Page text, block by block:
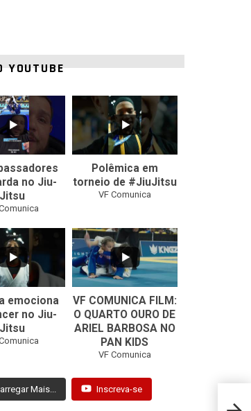
YOUTUBE
0
no Jiu-
Jitsu
46 1
Polêmica em
torneio de #JiuJitsu
VF Comunica
0
emociona
no Jiu-
Jitsu
...
0
VF COMUNICA FILM:
O QUARTO OURO DE
ARIEL BARBOSA NO
PAN KIDS
VF Comunica
Mais... Inscreva-se